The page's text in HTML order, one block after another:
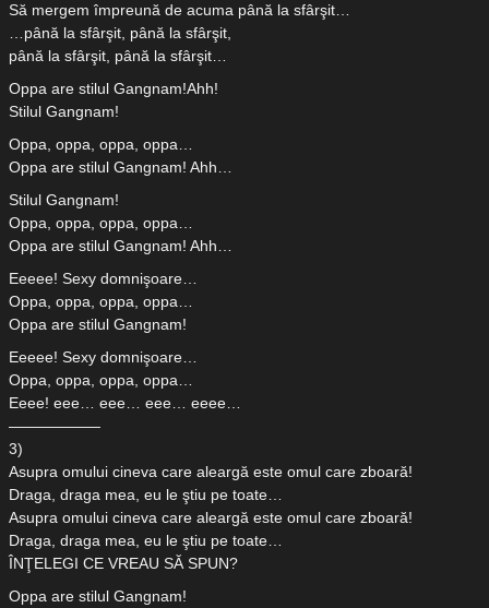
Să mergem împreună de acuma până la sfârşit…
…până la sfârşit, până la sfârşit,
până la sfârşit, până la sfârşit…
Oppa are stilul Gangnam!Ahh!
Stilul Gangnam!
Oppa, oppa, oppa, oppa…
Oppa are stilul Gangnam! Ahh…
Stilul Gangnam!
Oppa, oppa, oppa, oppa…
Oppa are stilul Gangnam! Ahh…
Eeeee! Sexy domnişoare…
Oppa, oppa, oppa, oppa…
Oppa are stilul Gangnam!
Eeeee! Sexy domnişoare…
Oppa, oppa, oppa, oppa…
Eeee! eee… eee… eee… eeee…
——————
3)
Asupra omului cineva care aleargă este omul care zboară!
Draga, draga mea, eu le ştiu pe toate…
Asupra omului cineva care aleargă este omul care zboară!
Draga, draga mea, eu le ştiu pe toate…
ÎNŢELEGI CE VREAU SĂ SPUN?
Oppa are stilul Gangnam!